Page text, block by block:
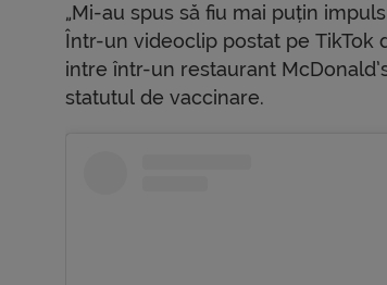
„Mi-au spus să fiu mai puțin
Într-un videoclip postat pe TikTok
intre într-un restaurant
statutul de vaccinare.